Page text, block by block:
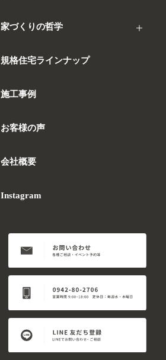
家づくりの哲学
規格住宅ラインナップ
施工事例
お客様の声
会社概要
Instagram